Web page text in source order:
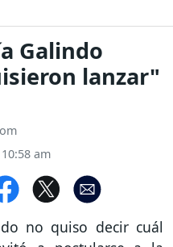
Galindo
lanzar"
am